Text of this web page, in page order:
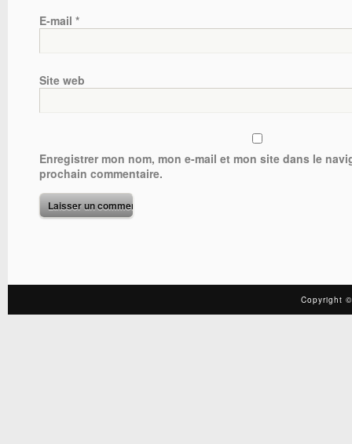
E-mail *
Site web
Enregistrer mon nom, mon e-mail et mon site dans le
prochain commentaire.
Copyright